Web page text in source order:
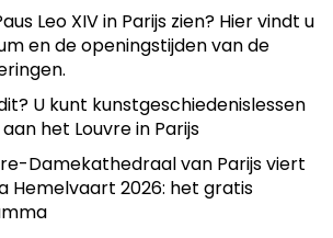
Leo XIV in Parijs zien? Hier vindt u
en de openingstijden van de
U kunt kunstgeschiedenislessen
het Louvre in Parijs
Damekathedraal van Parijs viert
Hemelvaart 2026: het gratis